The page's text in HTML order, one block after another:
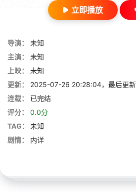
立即播放
导演：
未知
主演：
未知
上映：
未知
更新：
2025-07-26 20:28:04，最后更
连载：
已完结
评分：
0.0分
TAG：
未知
剧情：
内详